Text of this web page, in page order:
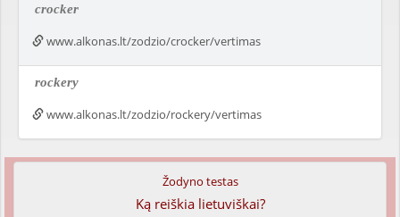
crocker
www.alkonas.lt/zodzio/crocker/vertimas
rockery
www.alkonas.lt/zodzio/rockery/vertimas
Žodyno testas
Ką reiškia lietuviškai?